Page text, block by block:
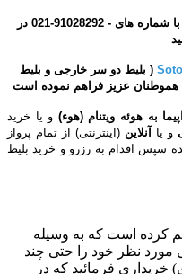
جهت دریافت نرخ ویژه بلیط هوء قاره پیما با شماره های - 91028292-021 در
( بلیط دو سر خارجی و بلیط
هموطنان عزیز فراهم نموده است
به هوئه ویتنام (هوء) و یا خرید
و یا آنلاین (اینترنتی) از تمام پرواز
سپس اقدام به رزرو و خرید بلیط
کرده است که به وسیله
مورد نظر خود را حتی چند
فرمائید که در